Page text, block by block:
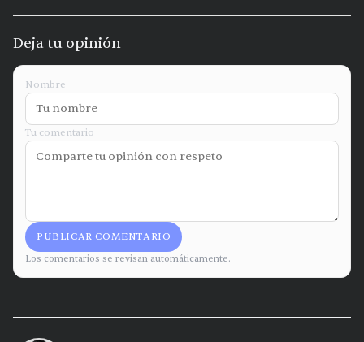
Deja tu opinión
Nombre
Tu comentario
PUBLICAR COMENTARIO
Los comentarios se revisan automáticamente.